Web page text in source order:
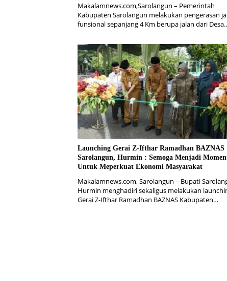
Makalamnews.com,Sarolangun – Pemerintah
Kabupaten Sarolangun melakukan pengerasan
funsional sepanjang 4 Km berupa jalan dari
Launching Gerai Z-Ifthar Ramadhan BAZNAS
Sarolangun, Hurmin : Semoga Menjadi
Untuk Meperkuat Ekonomi Masyarakat
Makalamnews.com, Sarolangun – Bupati
Hurmin menghadiri sekaligus melakukan
Gerai Z-Ifthar Ramadhan BAZNAS Kabupaten…